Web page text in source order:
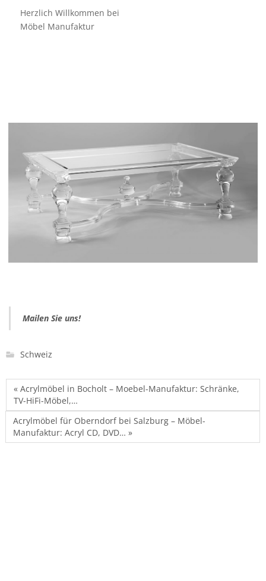
Herzlich Willkommen bei
Möbel Manufaktur
Mailen Sie uns!
Schweiz
« Acrylmöbel in Bocholt – Moebel-Manufaktur: Schränke,
TV-HiFi-Möbel,…
Acrylmöbel für Oberndorf bei Salzburg – Möbel-
Manufaktur: Acryl CD, DVD… »